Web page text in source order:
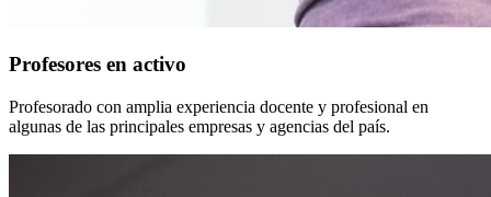
Profesores en activo
Profesorado con amplia experiencia docente y profesional en
algunas de las principales empresas y agencias del país.